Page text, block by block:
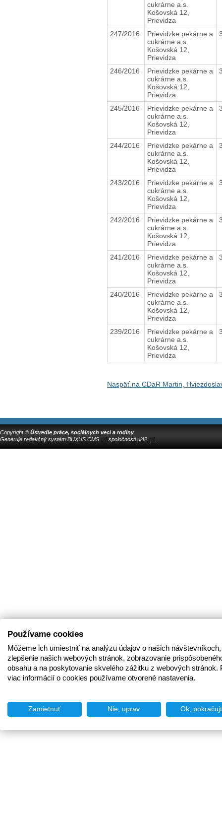
cukrárne a.s.
Košovská 12,
Prievidza
247/2016
Prievidzke pekárne a
cukrárne a.s.
Košovská 12,
Prievidza
246/2016
Prievidzke pekárne a
cukrárne a.s.
Košovská 12,
Prievidza
245/2016
Prievidzke pekárne a
cukrárne a.s.
Košovská 12,
Prievidza
244/2016
Prievidzke pekárne a
cukrárne a.s.
Košovská 12,
Prievidza
243/2016
Prievidzke pekárne a
cukrárne a.s.
Košovská 12,
Prievidza
242/2016
Prievidzke pekárne a
cukrárne a.s.
Košovská 12,
Prievidza
241/2016
Prievidzke pekárne a
cukrárne a.s.
Košovská 12,
Prievidza
240/2016
Prievidzke pekárne a
cukrárne a.s.
Košovská 12,
Prievidza
239/2016
Prievidzke pekárne a
cukrárne a.s.
Košovská 12,
Prievidza
Naspäť na CDaR Martin,
Copyright © Ústredie práce, sociálnych vecí a rodiny
Generuje redakčný systém BUXUS CMS spoločnostiui42
Používame cookies
Môžeme ich umiestniť na analýzu údajov o našich
zlepšenie našich webových stránok, zobrazovanie
obsahu a na poskytovanie skvelého zážitku z webových stránok.
viac informácií o cookies používame otvorené nastavenia.
Zamietnuť Nie, uprav Ok,